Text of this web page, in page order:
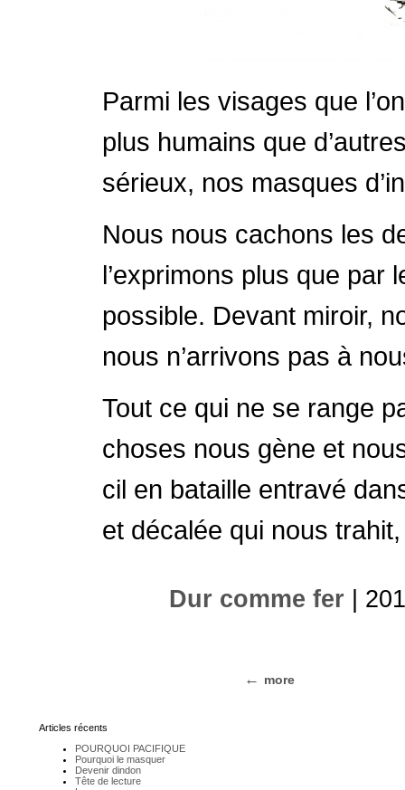
Parmi les visages que
plus humains que
sérieux, nos masques
Nous nous cachons les
l’exprimons plus que par
possible. Devant miroir,
nous n’arrivons pas à
Tout ce qui ne se range
choses nous gène et
cil en bataille entravé
et décalée qui nous
Dur comme fer |
more
Articles récents
POURQUOI PACIFIQUE
Pourquoi le masquer
Devenir dindon
Tête de lecture